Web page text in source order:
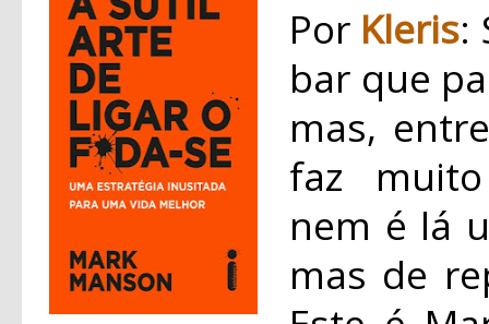
Por Kleris:
bar que
mas,
faz
nem é lá
mas de